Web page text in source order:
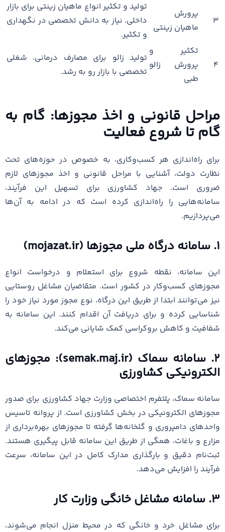
۳
پرورش
ماهیان زینتی
تولید و تکثیر انواع ماهیان زینتی برای بازار
داخلی. نیاز به دانش تخصصی در نگهداری
و تکثیر.
۴
تکثیر و
پرورش زالو
طبی
تولید زالو برای مصارف درمانی. شغلی
تخصصی با بازار رو به رشد.
مراحل قانونی و اخذ مجوزها: گام به
گام تا شروع فعالیت
برای راه‌اندازی هر کسب‌وکاری، به خصوص در حوزه‌های تحت
نظارت دولت، آشنایی با مراحل قانونی و اخذ مجوزهای لازم
ضروری است. جهاد کشاورزی برای تسهیل این فرآیند،
سامانه‌هایی را راه‌اندازی کرده است که در ادامه به آن‌ها
می‌پردازیم.
۱. سامانه درگاه ملی مجوزها (mojazat.ir)
این سامانه، نقطه شروع برای استعلام و درخواست انواع
مجوزهای کسب‌وکار در کشور است. متقاضیان مشاغل روستایی
نیز می‌توانند ابتدا از طریق این درگاه، نوع مجوز مورد نیاز خود را
شناسایی کرده و برای دریافت آن اقدام کنند. این سامانه به
شفافیت و کاهش بروکراسی کمک شایانی می‌کند.
۲. سامانه سماک (semak.maj.ir): مجوزهای
الکترونیکی کشاورزی
سامانه سماک، پلتفرم اختصاصی وزارت جهاد کشاورزی برای صدور
مجوزهای الکترونیکی در بخش کشاورزی است. از پروانه تاسیس
واحدهای دامپروری و گلخانه‌ها گرفته تا مجوزهای بهره‌برداری از
مزارع و باغات، همگی از طریق این سامانه قابل پیگیری هستند.
ثبت‌نام دقیق و بارگذاری مدارک کامل در این سامانه، سرعت
فرآیند را افزایش می‌دهد.
۳. سامانه مشاغل خانگی وزارت کار
برای مشاغل خرد و خانگی که در محیط منزل انجام می‌شوند،